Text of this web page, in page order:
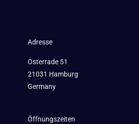
Adresse
Osterrade 51
21031 Hamburg
Germany
Öffnungszeiten